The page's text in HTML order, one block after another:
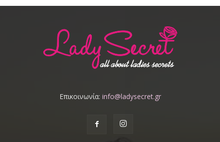
Επικοινωνία: info@ladysecret.gr